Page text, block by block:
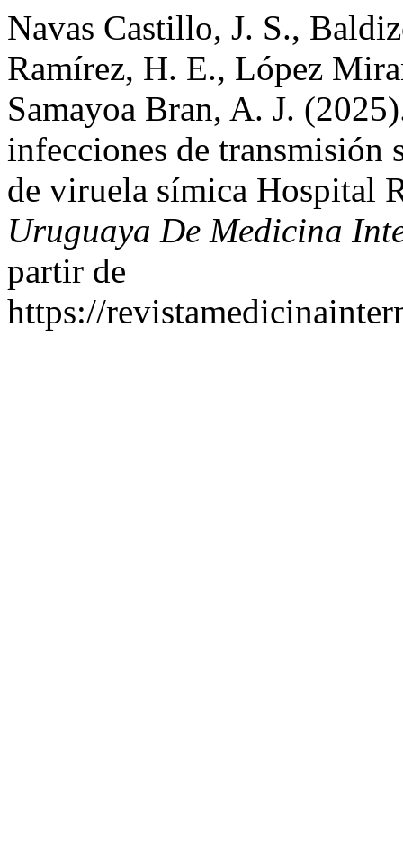
Navas Castillo, J. S.,
Ramírez, H. E., López
Samayoa Bran, A. J.
infecciones de transmisión
de viruela símica Hospital
Uruguaya De Medicina
partir de
https://